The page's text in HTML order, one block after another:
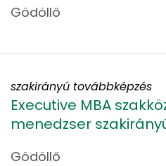
Gödöllő
Executive MBA
menedzser
Gödöllő
szakirányú továbbképzés